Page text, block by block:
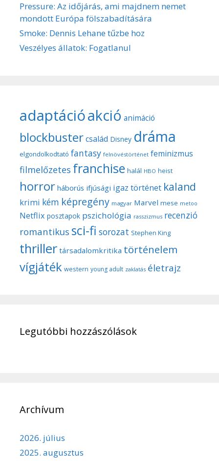
Pressure: Az időjárás, ami majdnem nemet
mondott Európa fölszabadítására
Smoke: Dennis Lehane tűzbe hoz
Veszélyes állatok: Fogatlanul
adaptációakció animáció
blockbustercsalád Disney dráma
elgondolkodtató fantasy felnövéstörténet feminizmus
filmelőzetes franchise halál HBO heist
horror háborús ifjúsági igaz történet kaland
krimi kém képregény magyar Marvel mese metoo
Netflix posztapok pszichológia rasszizmus recenzió
romantikus sci-fi sorozat Stephen King
thriller társadalomkritika történelem
vígjáték western young adult zaklatás életrajz
Legutóbbi hozzászólások
Archívum
2026. július
2025. augusztus